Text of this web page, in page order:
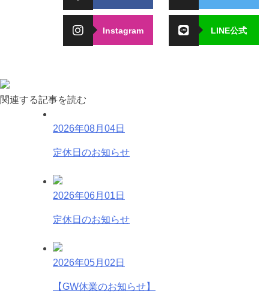
Instagram LINE公式
関連する記事を読む
2026年08月04日
定休日のお知らせ
2026年06月01日
定休日のお知らせ
2026年05月02日
【GW休業のお知らせ】